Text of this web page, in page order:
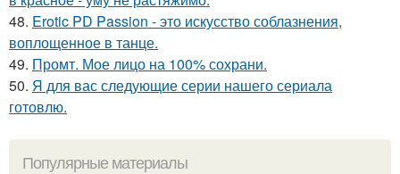
48. Erotic PD Passion - это искусство соблазнения,
воплощенное в танце.
49. Промт. Мое лицо на 100% сохрани.
50. Я для вас следующие серии нашего сериала
готовлю.
Популярные материалы